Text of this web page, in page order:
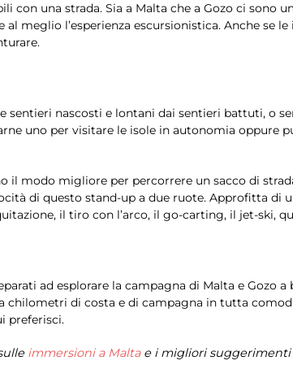
una strada. Sia a Malta che a Gozo ci sono
meglio l’esperienza escursionistica. Anche se le
sentieri nascosti e lontani dai sentieri battuti, o
uno per visitare le isole in autonomia oppure
il modo migliore per percorrere un sacco di
di questo stand-up a due ruote. Approfitta di
il tiro con l’arco, il go-carting, il jet-ski,
ad esplorare la campagna di Malta e Gozo a
chilometri di costa e di campagna in tutta
preferisci.
immersioni a Maltae i migliori